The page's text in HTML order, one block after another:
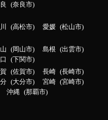
奈良市
高松市 愛媛
松山市
岡山市 島根
出雲市
下関市
佐賀市 長崎
長崎市
大分市 宮崎
宮崎市
沖縄 那覇市